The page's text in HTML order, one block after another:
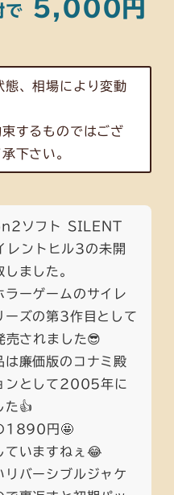
で 5,000円
態、相場により変動
するものではござ
下さい。
ソフト SILENT
ントヒル3の未開
ました。
ラーゲームのサイレ
ーズの第3作目として
されました😎
は廉価版のコナミ殿
ンとして2005年に
た👍
1890円🤩
ていますねぇ😂
リバーシブルジャケ